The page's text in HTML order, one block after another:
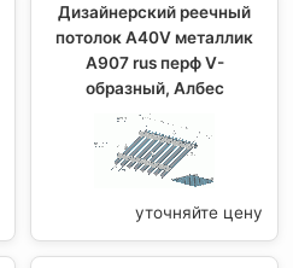
Дизайнерский реечный
потолок A40V металлик
A907 rus перф V-
образный, Албес
уточняйте цену